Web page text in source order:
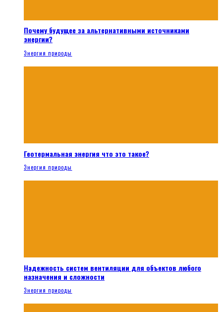
Почему будущее за альтернативными источниками
энергии?
Энергия природы
Геотермальная энергия что это такое?
Энергия природы
Надежность систем вентиляции для объектов любого
назначения и сложности
Энергия природы